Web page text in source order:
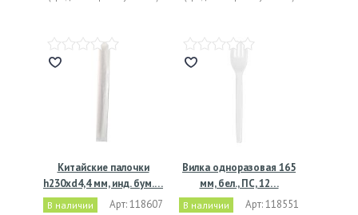
Китайские палочки
h230хd4,4 мм, инд. бум.…
В наличии Арт: 118607
Вилка одноразовая 165
мм, бел., ПС, 12…
В наличии Арт: 118551